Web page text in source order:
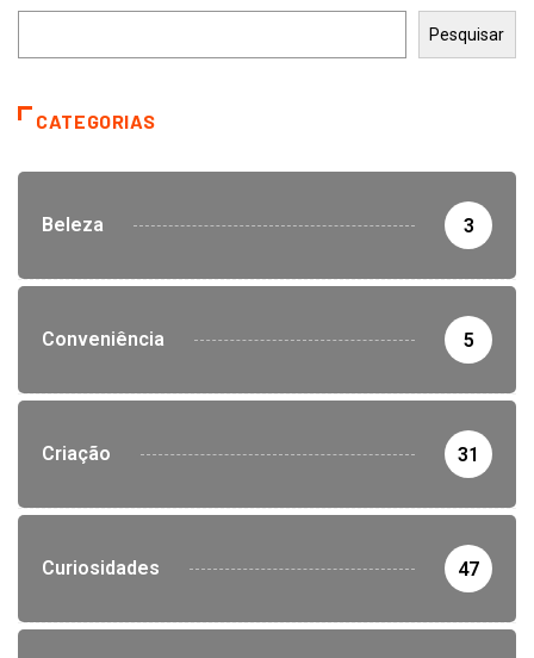
Pesquisar
CATEGORIAS
Beleza 3
Conveniência 5
Criação 31
Curiosidades 47